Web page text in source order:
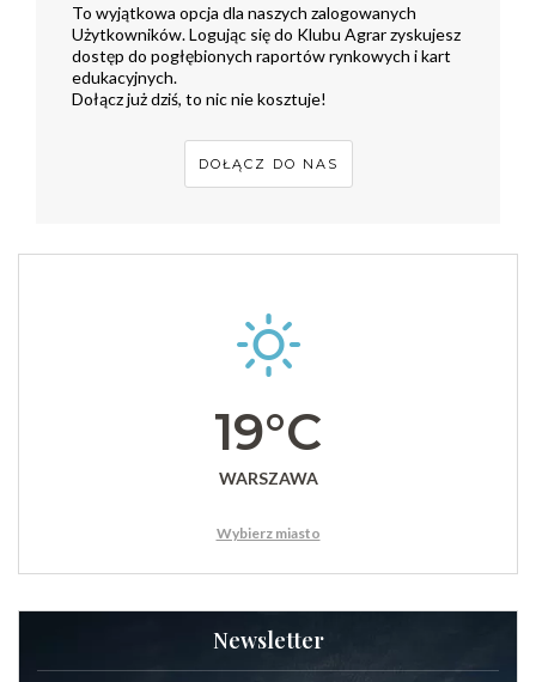
To wyjątkowa opcja dla naszych zalogowanych
Użytkowników. Logując się do Klubu Agrar zyskujesz
dostęp do pogłębionych raportów rynkowych i kart
edukacyjnych.
Dołącz już dziś, to nic nie kosztuje!
DOŁĄCZ DO NAS
19°C
WARSZAWA
Wybierz miasto
Newsletter